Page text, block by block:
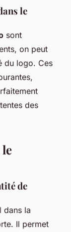
le
sont
on peut
du logo. Ces
des
de
dans la
Il permet